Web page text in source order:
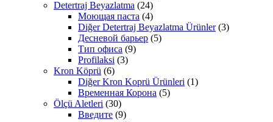
Detertraj Beyazlatma (24)
Моющая паста (4)
Diğer Detertraj Beyazlatma Ürünler (3)
Десневой барьер (5)
Тип офиса (9)
Profilaksi (3)
Kron Köprü (6)
Diğer Kron Koprü Ürünleri (1)
Временная Корона (5)
Ölçü Aletleri (30)
Введите (9)